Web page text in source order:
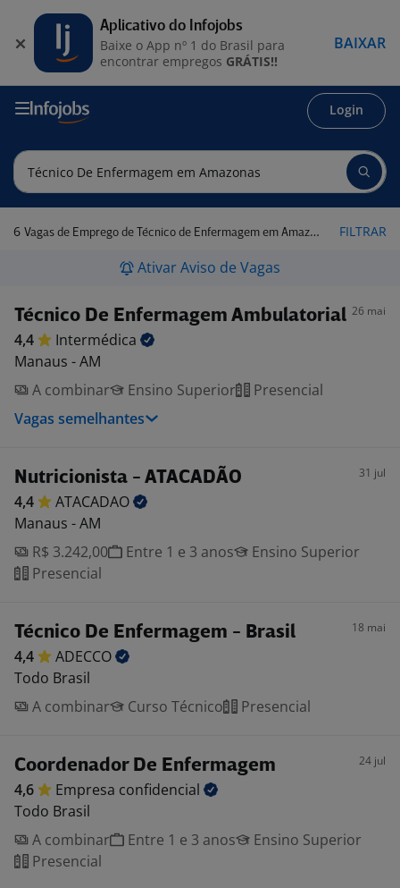
Login
6 Vagas de Emprego de Técnico de Enfermagem em Amazonas FILTRAR
Ativar Aviso de Vagas
Técnico De Enfermagem Ambulatorial 26 mai
4,4
Intermédica
Manaus - AM
A combinar
Ensino Superior
Presencial
Vagas semelhantes
Nutricionista - ATACADÃO 31 jul
4,4
ATACADAO
Manaus - AM
R$ 3.242,00
Entre 1 e 3 anos
Ensino Superior
Presencial
Técnico De Enfermagem - Brasil 18 mai
4,4
ADECCO
Todo Brasil
A combinar
Curso Técnico Presencial
Coordenador De Enfermagem 24 jul
4,6 Empresa confidencial
Todo Brasil
A combinar
Entre 1 e 3 anos
Ensino Superior
Presencial
Aplicativo do Infojobs
Baixe o App nº 1 do Brasil para
encontrar empregos GRÁTIS!!
BAIXAR